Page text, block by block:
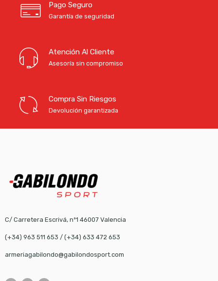
Pago Seguro
Garantía de seguridad
Atención Al Cliente
Asesoría sin compromiso
Compra Sin Riesgos
Devolución garantizada
C/ Carretera Escrivá, nº1 46007 Valencia
(+34) 963 511 653 / (+34) 633 472 653
armeriagabilondo@gabilondosport.com